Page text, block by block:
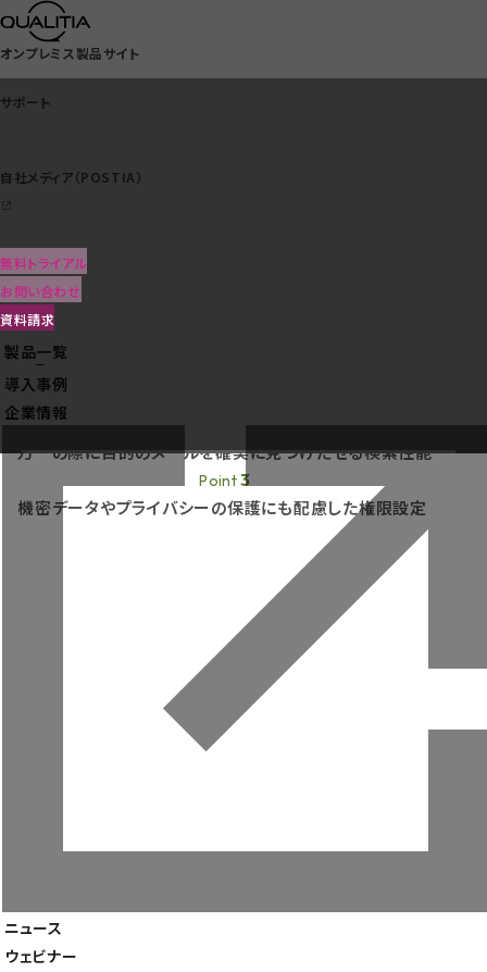
オンプレミス製品サイト
サポート
自社メディア（POSTIA）
無料トライアル
お問い合わせ
資料請求
製品一覧
導入事例
企業情報
ニュース
ウェビナー
自社メディア（POSTIA）
クラウドサービス一覧
導入事例
企業情報
メールアーカイブ
Active! vaultの特長
高い実用性とコスト抑制を両立したシンプル設計
2
万一の際に目的のメールを確実に見つけだせる検索性能
Point3
機密データやプライバシーの保護にも配慮した権限設定